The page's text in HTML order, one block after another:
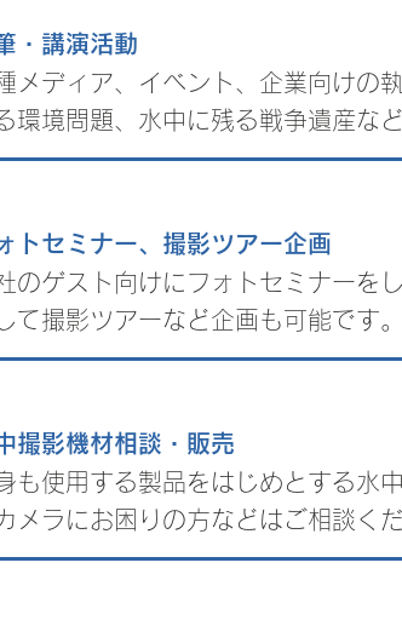
・講演活動
メディア、イベント、企業向けの
環境問題、水中に残る戦争遺産な
トセミナー、撮影ツアー企画
のゲスト向けにフォトセミナーを
て撮影ツアーなど企画も可能です
撮影機材相談・販売
も使用する製品をはじめとする水
メラにお困りの方などはご相談くだ